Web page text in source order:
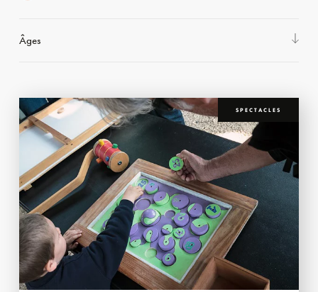
Âges
SPECTACLES